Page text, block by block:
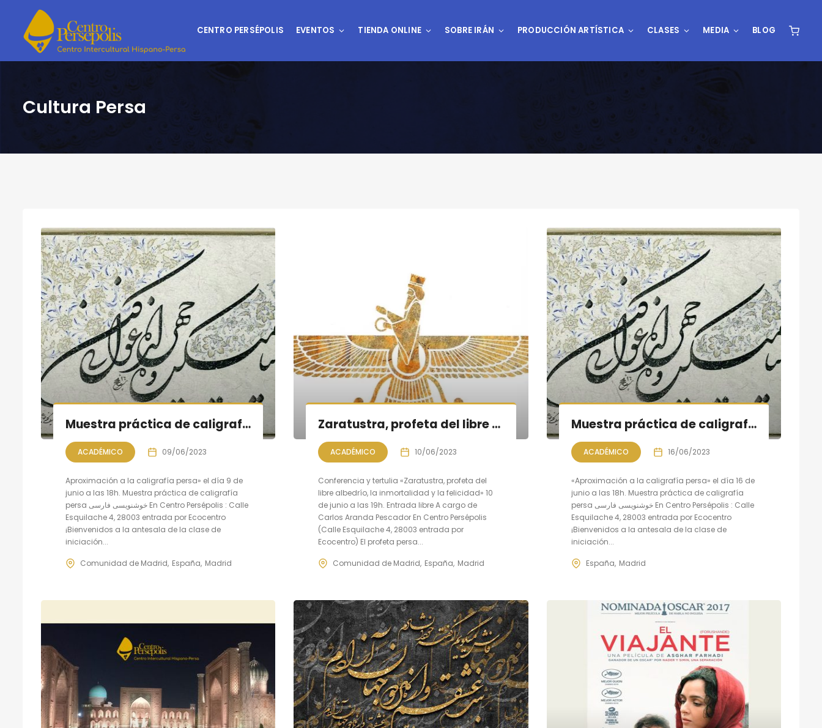
CENTRO PERSÉPOLIS EVENTOS TIENDA ONLINE SOBRE IRÁN PRODUCCIÓN ARTÍSTICA CLASES MEDIA BLOG
Cultura Persa
Muestra práctica de caligrafía persa, sesión VIII
ACADÉMICO 09/06/2023
Aproximación a la caligrafía persa» el día 9 de
junio a las 18h. Muestra práctica de caligrafía
persa خوشنویسی فارسی En Centro Persépolis : Calle
Esquilache 4, 28003 entrada por Ecocentro
¡Bienvenidos a la antesala de la clase de
iniciación...
Comunidad de Madrid España Madrid
Zaratustra, profeta del libre albedrío, la inmortalidad y la felicidad
ACADÉMICO 10/06/2023
Conferencia y tertulia «Zaratustra, profeta del
libre albedrío, la inmortalidad y la felicidad» 10
de junio a las 19h. Entrada libre A cargo de
Carlos Aranda Pescador En Centro Persépolis
(Calle Esquilache 4, 28003 entrada por
Ecocentro) El profeta persa...
Comunidad de Madrid España Madrid
Muestra práctica de caligrafía persa, sesión IX
ACADÉMICO 16/06/2023
«Aproximación a la caligrafía persa» el día 16 de
junio a las 18h. Muestra práctica de caligrafía
persa خوشنویسی فارسی En Centro Persépolis : Calle
Esquilache 4, 28003 entrada por Ecocentro
¡Bienvenidos a la antesala de la clase de
iniciación...
España Madrid